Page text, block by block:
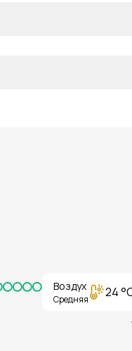
Воздух
Средняя 24